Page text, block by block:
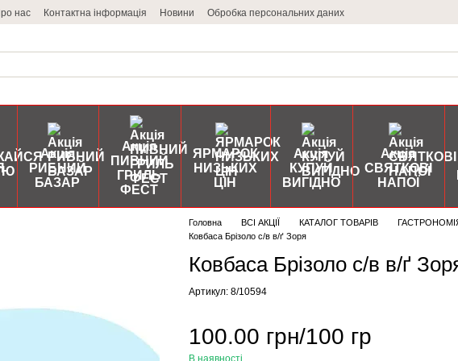
нас Контактна інформація Новини Обробка персональних даних
Акція
РИБНИЙ
БАЗАР
Акція
ПИВНИЙ
ГРИЛЬ
ФЕСТ
ЯРМАРОК
НИЗЬКИХ
ЦІН
Акція
КУПУЙ
ВИГІДНО
Акція
СВЯТКОВІ
НАПОЇ
Головна ВСІ АКЦІЇ КАТАЛОГ ТОВАРІВ
Ковбаса Брізоло с/в в/ґ Зоря
Ковбаса Брізоло с/в в/ґ
Артикул: 8/10594
100.00 грн/100 гр
В наявності